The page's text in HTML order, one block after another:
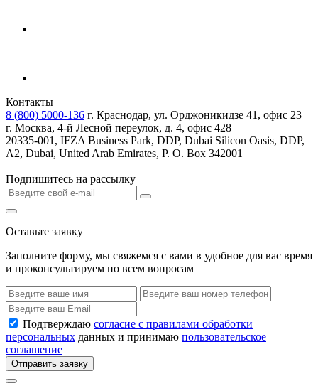
Контакты
8 (800) 5000-136 г. Краснодар, ул. Орджоникидзе 41, офис 23
г. Москва, 4-й Лесной переулок, д. 4, офис 428
20335-001, IFZA Business Park, DDP, Dubai Silicon Oasis, DDP,
A2, Dubai, United Arab Emirates, P. O. Box 342001
Подпишитесь на рассылку
Оставьте заявку
Заполните форму, мы свяжемся с вами в удобное для вас время
и проконсультируем по всем вопросам
Подтверждаю согласие с правилами обработки
персональных данных и принимаю пользовательское
соглашение
Отправить заявку